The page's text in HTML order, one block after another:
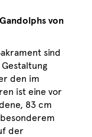
von
sind
den im
ist eine vor
83 cm
der